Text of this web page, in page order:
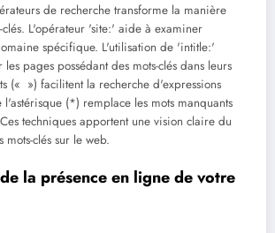
de recherche transforme la manière
clés. L'opérateur 'site:' aide à examiner
spécifique. L'utilisation de 'intitle:'
pages possédant des mots-clés dans leurs
(« ») facilitent la recherche d'expressions
l'astérisque (*) remplace les mots manquants
techniques apportent une vision claire du
mots-clés sur le web.
la présence en ligne de votre